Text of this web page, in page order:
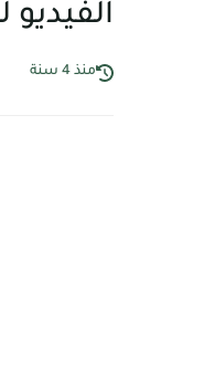
الفيديو
منذ 4 سنة